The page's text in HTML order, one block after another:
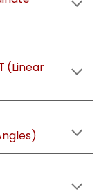
(Linear